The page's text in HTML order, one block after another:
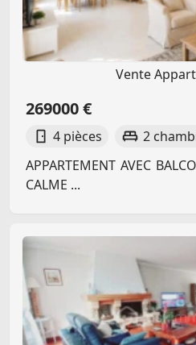
Vente
269000 €
4 pièces 2
APPARTEMENT AVEC
CALME ...